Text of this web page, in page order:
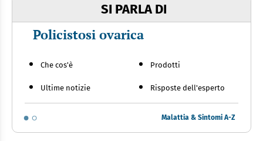
SI PARLA DI
Policistosi ovarica
Che cos'è
Ultime notizie
Prodotti
Risposte dell'esperto
Malattia & Sintomi A-Z